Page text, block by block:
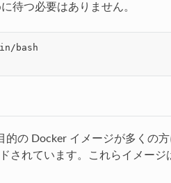
待つ必要はありません。
bash
的の Docker イメージが多くの
されています。これらイメージ